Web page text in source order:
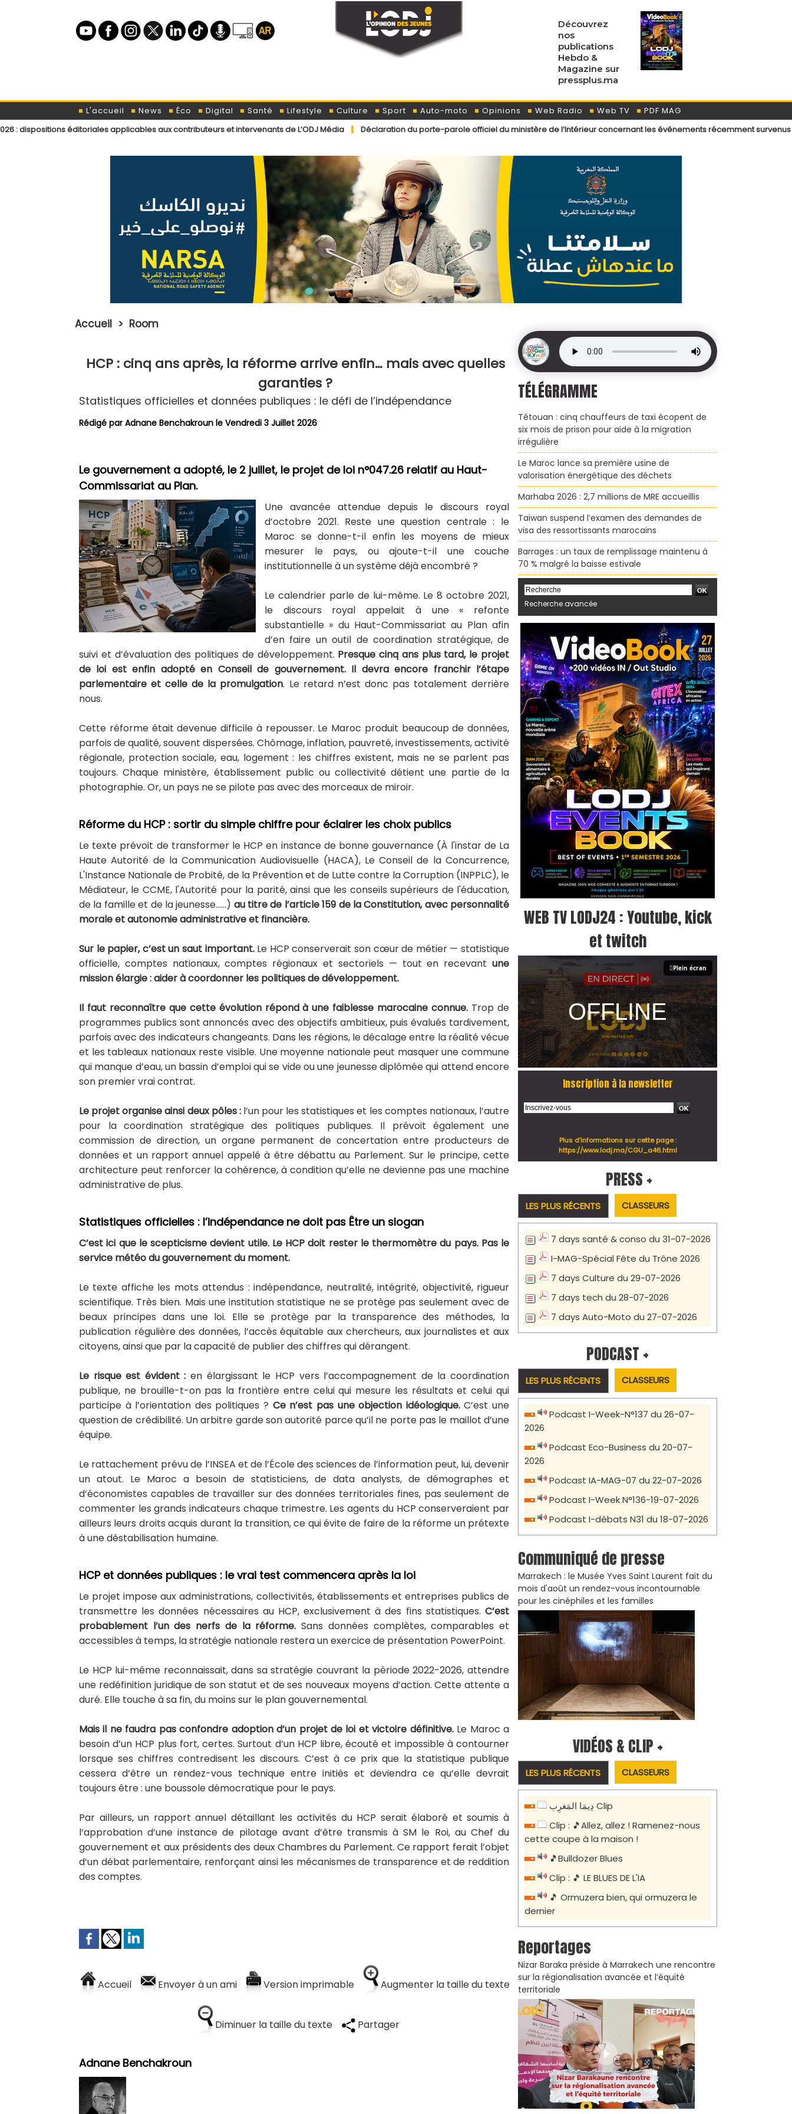
Découvrez
nos
publications
Hebdo &
Magazine sur
pressplus.ma
L'accueil News Éco Digital Santé Lifestyle Culture Sport Auto-moto Opinions Web Radio Web TV
PDF MAG
applicables aux contributeurs et intervenants de L’ODJ Média
Déclaration du porte-parole officiel du ministère de l’Intérieur concernant les événements récemment survenus aux points de
Accueil > Room
HCP : cinq ans après, la réforme arrive enfin… mais avec quelles
garanties ?
Statistiques officielles et données publiques : le défi de l’indépendance
Rédigé parAdnane Benchakroun le Vendredi 3 Juillet 2026
Le gouvernement a adopté, le 2 juillet, le projet de loi n°047.26 relatif au Haut-
Commissariat au Plan.
Une avancée attendue depuis le discours royal
d’octobre 2021. Reste une question centrale : le
Maroc se donne-t-il enfin les moyens de mieux
mesurer le pays, ou ajoute-t-il une couche
institutionnelle à un système déjà encombré ?
Le calendrier parle de lui-même. Le 8 octobre 2021,
le discours royal appelait à une « refonte
substantielle » du Haut-Commissariat au Plan afin
d’en faire un outil de coordination stratégique, de
suivi et d’évaluation des politiques de développement. Presque cinq ans plus tard, le projet
de loi est enfin adopté en Conseil de gouvernement. Il devra encore franchir l’étape
parlementaire et celle de la promulgation. Le retard n’est donc pas totalement derrière
nous.
Cette réforme était devenue difficile à repousser. Le Maroc produit beaucoup de données,
parfois de qualité, souvent dispersées. Chômage, inflation, pauvreté, investissements, activité
régionale, protection sociale, eau, logement : les chiffres existent, mais ne se parlent pas
toujours. Chaque ministère, établissement public ou collectivité détient une partie de la
photographie. Or, un pays ne se pilote pas avec des morceaux de miroir.
​Réforme du HCP : sortir du simple chiffre pour éclairer les choix publics
Le texte prévoit de transformer le HCP en instance de bonne gouvernance (À l'instar de La
Haute Autorité de la Communication Audiovisuelle (HACA), Le Conseil de la Concurrence,
L'Instance Nationale de Probité, de la Prévention et de Lutte contre la Corruption (INPPLC), le
Médiateur, le CCME, l'Autorité pour la parité, ainsi que les conseils supérieurs de l'éducation,
de la famille et de la jeunesse......) au titre de l’article 159 de la Constitution, avec personnalité
morale et autonomie administrative et financière.
Sur le papier, c’est un saut important.Le HCP conserverait son cœur de métier — statistique
officielle, comptes nationaux, comptes régionaux et sectoriels — tout en recevant une
mission élargie : aider à coordonner les politiques de développement.
Il faut reconnaître que cette évolution répond à une faiblesse marocaine connue. Trop de
programmes publics sont annoncés avec des objectifs ambitieux, puis évalués tardivement,
parfois avec des indicateurs changeants. Dans les régions, le décalage entre la réalité vécue
et les tableaux nationaux reste visible. Une moyenne nationale peut masquer une commune
qui manque d’eau, un bassin d’emploi qui se vide ou une jeunesse diplômée qui attend encore
son premier vrai contrat.
Le projet organise ainsi deux pôles : l’un pour les statistiques et les comptes nationaux, l’autre
pour la coordination stratégique des politiques publiques. Il prévoit également une
commission de direction, un organe permanent de concertation entre producteurs de
données et un rapport annuel appelé à être débattu au Parlement. Sur le principe, cette
architecture peut renforcer la cohérence, à condition qu’elle ne devienne pas une machine
administrative de plus.
Statistiques officielles : l’indépendance ne doit pas Être un slogan
C’est ici que le scepticisme devient utile. Le HCP doit rester le thermomètre du pays. Pas le
service météo du gouvernement du moment.
Le texte affiche les mots attendus : indépendance, neutralité, intégrité, objectivité, rigueur
scientifique. Très bien. Mais une institution statistique ne se protège pas seulement avec de
beaux principes dans une loi. Elle se protège par la transparence des méthodes, la
publication régulière des données, l’accès équitable aux chercheurs, aux journalistes et aux
citoyens, ainsi que par la capacité de publier des chiffres qui dérangent.
Le risque est évident :en élargissant le HCP vers l’accompagnement de la coordination
publique, ne brouille-t-on pas la frontière entre celui qui mesure les résultats et celui qui
participe à l’orientation des politiques ? Ce n’est pas une objection idéologique.C’est une
question de crédibilité. Un arbitre garde son autorité parce qu’il ne porte pas le maillot d’une
équipe.
Le rattachement prévu de l’INSEA et de l’École des sciences de l’information peut, lui, devenir
un atout. Le Maroc a besoin de statisticiens, de data analysts, de démographes et
d’économistes capables de travailler sur des données territoriales fines, pas seulement de
commenter les grands indicateurs chaque trimestre. Les agents du HCP conserveraient par
ailleurs leurs droits acquis durant la transition, ce qui évite de faire de la réforme un prétexte
à une déstabilisation humaine.
​HCP et données publiques : le vrai test commencera après la loi
Le projet impose aux administrations, collectivités, établissements et entreprises publics de
transmettre les données nécessaires au HCP, exclusivement à des fins statistiques. C’est
probablement l’un des nerfs de la réforme. Sans données complètes, comparables et
accessibles à temps, la stratégie nationale restera un exercice de présentation PowerPoint.
Le HCP lui-même reconnaissait, dans sa stratégie couvrant la période 2022-2026, attendre
une redéfinition juridique de son statut et de ses nouveaux moyens d’action. Cette attente a
duré. Elle touche à sa fin, du moins sur le plan gouvernemental.
Mais il ne faudra pas confondre adoption d’un projet de loi et victoire définitive. Le Maroc a
besoin d’un HCP plus fort, certes. Surtout d’un HCP libre, écouté et impossible à contourner
lorsque ses chiffres contredisent les discours. C’est à ce prix que la statistique publique
cessera d’être un rendez-vous technique entre initiés et deviendra ce qu’elle devrait
toujours être : une boussole démocratique pour le pays.
Par ailleurs, un rapport annuel détaillant les activités du HCP serait élaboré et soumis à
l’approbation d’une instance de pilotage avant d’être transmis à SM le Roi, au Chef du
gouvernement et aux présidents des deux Chambres du Parlement. Ce rapport ferait l’objet
d’un débat parlementaire, renforçant ainsi les mécanismes de transparence et de reddition
des comptes.
Accueil Envoyer à un ami Version imprimable Augmenter la taille du texte
Diminuer la taille du texte Partager
Adnane Benchakroun
TÉLÉGRAMME
Tétouan : cinq chauffeurs de taxi écopent de
six mois de prison pour aide à la migration
irrégulière
Le Maroc lance sa première usine de
valorisation énergétique des déchets
Marhaba 2026 : 2,7 millions de MRE accueillis
Taïwan suspend l’examen des demandes de
visa des ressortissants marocains
Barrages : un taux de remplissage maintenu à
70 % malgré la baisse estivale
Recherche avancée
WEB TV LODJ24 : Youtube, kick
et twitch
Plein écran
Inscription à la newsletter
Plus d'informations sur cette page :
https://www.lodj.ma/CGU_a46.html
PRESS +
LES PLUS RÉCENTS CLASSEURS
7 days santé & conso du 31-07-2026
I-MAG-Spécial Fête du Trône 2026
7 days Culture du 29-07-2026
7 days tech du 28-07-2026
7 days Auto-Moto du 27-07-2026
PODCAST +
LES PLUS RÉCENTS CLASSEURS
Podcast I-Week-N°137 du 26-07-
2026
Podcast Eco-Business du 20-07-
2026
Podcast IA-MAG-07 du 22-07-2026
Podcast I-Week N°136-19-07-2026
Podcast I-débats N31 du 18-07-2026
Communiqué de presse
Marrakech : le Musée Yves Saint Laurent fait du
mois d'août un rendez-vous incontournable
pour les cinéphiles et les familles
VIDÉOS & CLIP +
LES PLUS RÉCENTS CLASSEURS
دِيمَا المَغرِب Clip
Clip : 🎵Allez, allez ! Ramenez-nous
cette coupe à la maison !
🎵Bulldozer Blues
Clip : 🎵 LE BLUES DE L'IA
🎵 Ormuzera bien, qui ormuzera le
dernier
Reportages
Nizar Baraka préside à Marrakech une rencontre
sur la régionalisation avancée et l’équité
territoriale